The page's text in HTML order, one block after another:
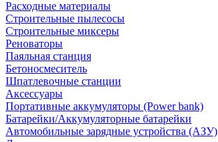
Расходные материалы
Строительные пылесосы
Строительные миксеры
Реноваторы
Паяльная станция
Бетоносмеситель
Шпатлевочные станции
Аксессуары
Портативные аккумуляторы (Power bank)
Батарейки/Аккумуляторные батарейки
Автомобильные зарядные устройства (АЗУ)